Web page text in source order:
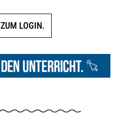
ZUM LOGIN.